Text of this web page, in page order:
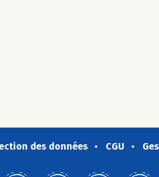
des données CGU